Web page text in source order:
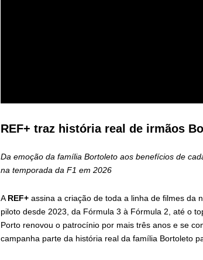
REF+ traz história real de irmãos
Da emoção da família Bortoleto aos benefícios de
na temporada da F1 em 2026
AREF+ assina a criação de toda a linha de filmes da
piloto desde 2023, da Fórmula 3 à Fórmula 2, até o
Porto renovou o patrocínio por mais três anos e se
campanha parte da história real da família Bortoleto